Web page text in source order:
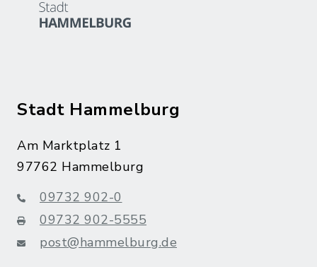
Stadt Hammelburg
Am Marktplatz 1
97762 Hammelburg
09732 902-0
09732 902-5555
post@hammelburg.de